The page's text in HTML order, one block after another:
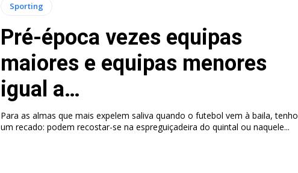
Sporting
Pré-época vezes equipas
maiores e equipas menores
igual a…
Para as almas que mais expelem saliva quando o futebol vem à baila, tenho
um recado: podem recostar-se na espreguiçadeira do quintal ou naquele...